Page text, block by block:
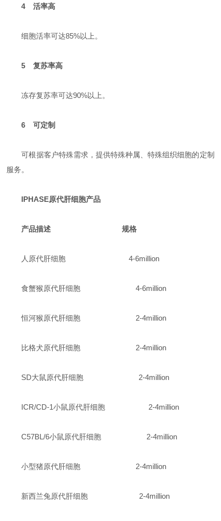
4 活率高
细胞活率可达85%以上。
5 复苏率高
冻存复苏率可达90%以上。
6 可定制
可根据客户特殊需求，提供特殊种属、特殊组织细胞的定制
服务。
IPHASE原代肝细胞产品
产品描述 规格
人原代肝细胞 4-6million
食蟹猴原代肝细胞 4-6million
恒河猴原代肝细胞 2-4million
比格犬原代肝细胞 2-4million
SD大鼠原代肝细胞 2-4million
ICR/CD-1小鼠原代肝细胞 2-4million
C57BL/6小鼠原代肝细胞 2-4million
小型猪原代肝细胞 2-4million
新西兰兔原代肝细胞 2-4million